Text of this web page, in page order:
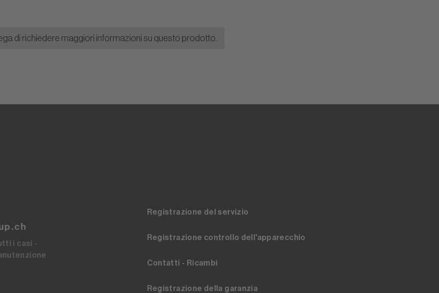
di richiedere maggiori informazioni su questo prodotto.
i casi -
Registrazione del servizio
Registrazione controllo dell'apparecchio
Contatti - Ricambi
Registrazione della garanzia